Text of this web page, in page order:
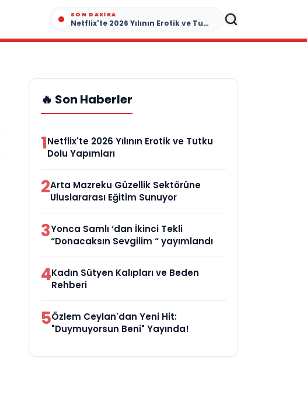
SON DAKIKA
Netflix'te 2026 Yılının Erotik ve Tutku Dolu Yapımları
🔥 Son Haberler
1Netflix'te 2026 Yılının Erotik ve Tutku
Dolu Yapımları
2Arta Mazreku Güzellik Sektörüne
Uluslararası Eğitim Sunuyor
3Yonca Samlı ‘dan İkinci Tekli
“Donacaksın Sevgilim “ yayımlandı
4Kadın Sütyen Kalıpları ve Beden
Rehberi
5Özlem Ceylan'dan Yeni Hit:
"Duymuyorsun Beni" Yayında!